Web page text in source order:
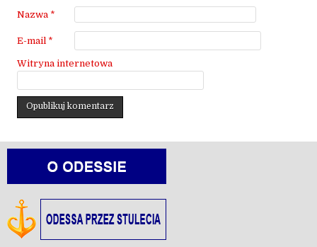
Nazwa *
E-mail *
Witryna internetowa